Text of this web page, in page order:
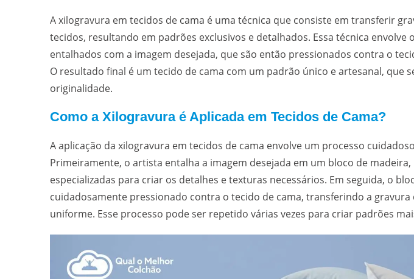
A xilogravura em tecidos de cama é uma técnica que consiste em transferir
tecidos, resultando em padrões exclusivos e detalhados. Essa técnica envolve
entalhados com a imagem desejada, que são então pressionados contra o
O resultado final é um tecido de cama com um padrão único e artesanal, que
originalidade.
Como a Xilogravura é Aplicada em Tecidos de Cama?
A aplicação da xilogravura em tecidos de cama envolve um processo
Primeiramente, o artista entalha a imagem desejada em um bloco de
especializadas para criar os detalhes e texturas necessários. Em seguida, o
cuidadosamente pressionado contra o tecido de cama, transferindo a gravura
uniforme. Esse processo pode ser repetido várias vezes para criar padrões